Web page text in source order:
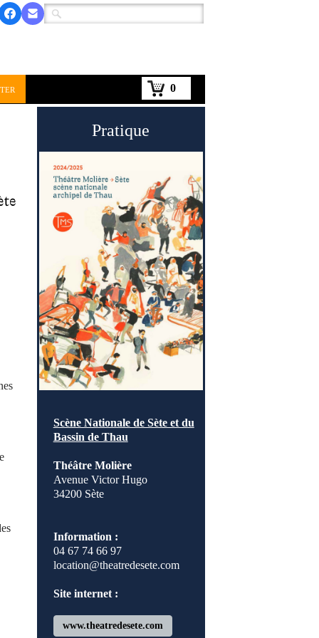
0
Pratique
Scène Nationale de Sète et du
Bassin de Thau
Théâtre Molière
Avenue Victor Hugo
34200 Sète
Information :
04 67 74 66 97
location@theatredesete.com
Site internet :
www.theatredesete.com